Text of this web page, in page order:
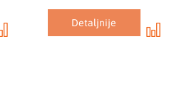
Detaljnije